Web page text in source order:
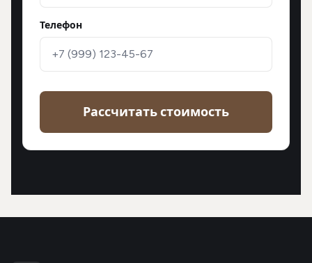
Телефон
Рассчитать стоимость